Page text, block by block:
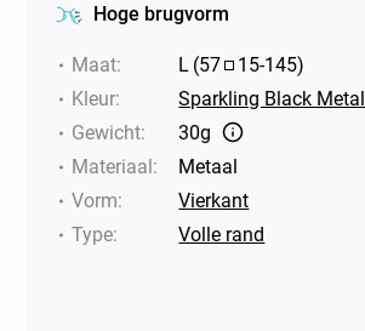
Hoge brugvorm
Maat: L (57 15-145)
Kleur:
Sparkling Black Metal
Gewicht:
30g
Materiaal:
Metaal
Vorm:
Vierkant
Type: Volle rand